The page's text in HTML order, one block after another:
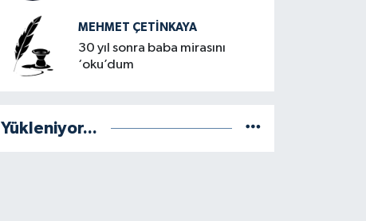
MEHMET ÇETINKAYA
30 yıl sonra baba mirasını
‘oku’dum
Yükleniyor...